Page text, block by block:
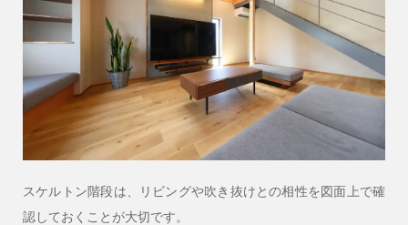
スケルトン階段は、リビングや吹き抜けとの相性を図面上で確
認しておくことが大切です。